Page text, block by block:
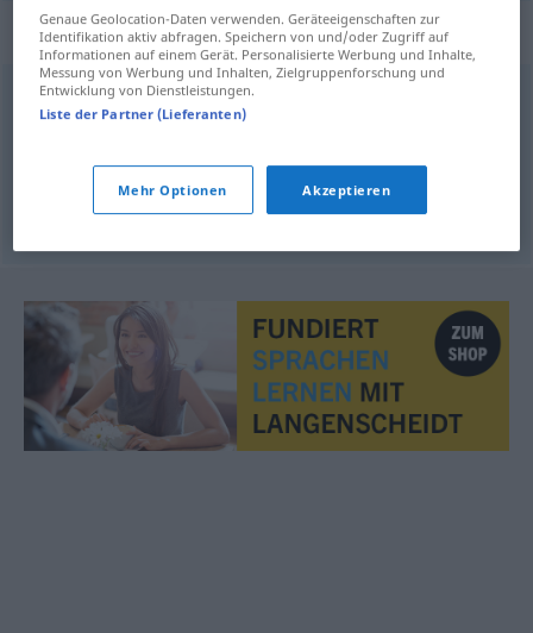
Synonyme für "Isolierung"
Isolation
Vereinsamung,Isolation,Trennung
Genaue Geolocation-Daten verwenden. Geräteeigenschaften zur
Identifikation aktiv abfragen. Speichern von und/oder Zugriff auf
Informationen auf einem Gerät. Personalisierte Werbung und Inhalte,
Messung von Werbung und Inhalten, Zielgruppenforschung und
Entwicklung von Dienstleistungen.
Liste der Partner (Lieferanten)
Mehr Optionen Akzeptieren